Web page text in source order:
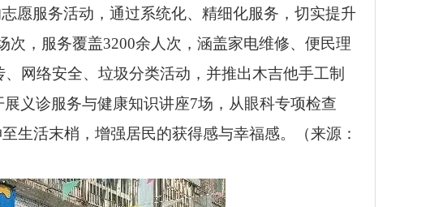
愿服务活动，通过系统化、精细化服务，切实提升
，服务覆盖3200余人次，涵盖家电维修、便民理
网络安全、垃圾分类活动，并推出木吉他手工制
义诊服务与健康知识讲座7场，从眼科专项检查
生活末梢，增强居民的获得感与幸福感。（来源：